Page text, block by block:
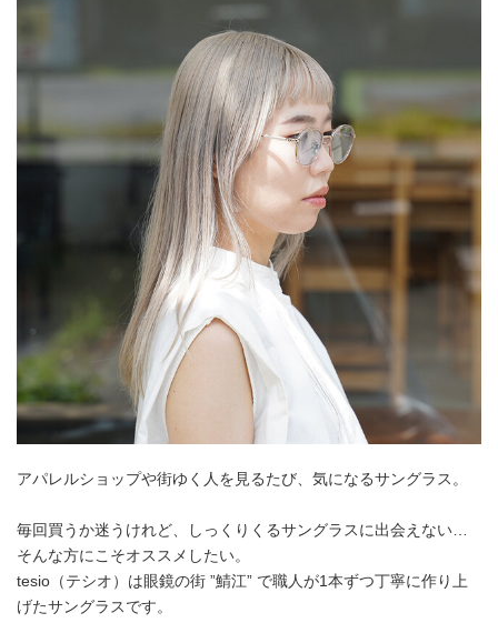
アパレルショップや街ゆく人を見るたび、気になるサングラス。
毎回買うか迷うけれど、しっくりくるサングラスに出会えない…
そんな方にこそオススメしたい。
tesio（テシオ）は眼鏡の街 ”鯖江” で職人が1本ずつ丁寧に作り上
げたサングラスです。